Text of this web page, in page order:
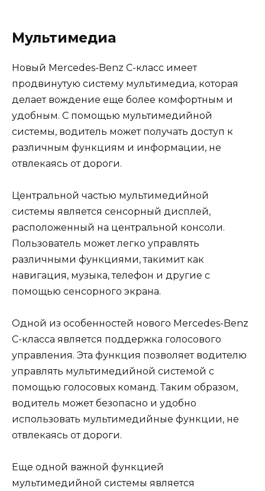
Мультимедиа
Новый Mercedes-Benz C-класс имеет
продвинутую систему мультимедиа, которая
делает вождение еще более комфортным и
удобным. С помощью мультимедийной
системы, водитель может получать доступ к
различным функциям и информации, не
отвлекаясь от дороги.
Центральной частью мультимедийной
системы является сенсорный дисплей,
расположенный на центральной консоли.
Пользователь может легко управлять
различными функциями, такимит как
навигация, музыка, телефон и другие с
помощью сенсорного экрана.
Одной из особенностей нового Mercedes-Benz
C-класса является поддержка голосового
управления. Эта функция позволяет водителю
управлять мультимедийной системой с
помощью голосовых команд. Таким образом,
водитель может безопасно и удобно
использовать мультимедийные функции, не
отвлекаясь от дороги.
Еще одной важной функцией
мультимедийной системы является